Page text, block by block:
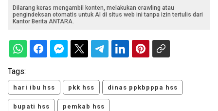
Dilarang keras mengambil konten, melakukan crawling atau
pengindeksan otomatis untuk AI di situs web ini tanpa izin tertulis dari
Kantor Berita ANTARA.
Tags:
hari ibu hss pkk hss dinas ppkbpppa hss
bupati hss pemkab hss